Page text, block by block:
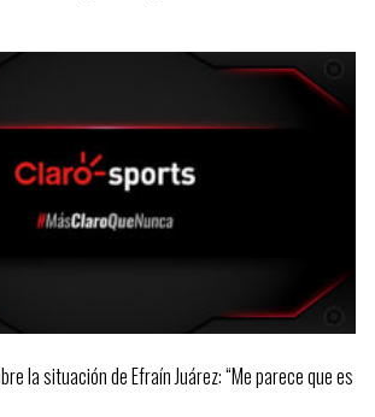
la situación de Efraín Juárez: “Me parece que es